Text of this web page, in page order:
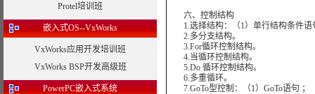
Protel培训班
嵌入式OS--VxWorks
VxWorks应用开发培训班
VxWorks BSP开发高级班
PowerPC嵌入式系统
六、控制结构
1.选择结构：（1）单行结构条件语
2.多分支结构。
3.For循环控制结构。
4.当循环控制结构。
5.Do 循环控制结构。
6.多重循环。
7.GoTo型控制：（1）GoTo语句 ；